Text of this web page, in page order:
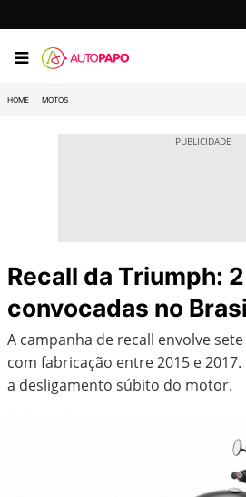
HOME MOTOS
Recall da Triumph:
convocadas no
A campanha de recall envolve
com fabricação entre 2015 e
a desligamento súbito do motor.